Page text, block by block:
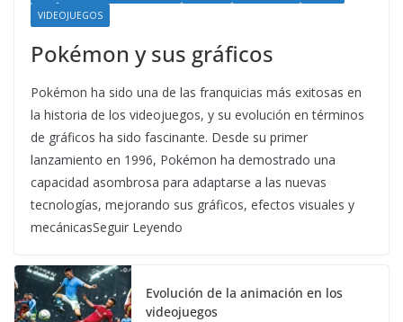
VIDEOJUEGOS
Pokémon y sus gráficos
Pokémon ha sido una de las franquicias más exitosas en
la historia de los videojuegos, y su evolución en términos
de gráficos ha sido fascinante. Desde su primer
lanzamiento en 1996, Pokémon ha demostrado una
capacidad asombrosa para adaptarse a las nuevas
tecnologías, mejorando sus gráficos, efectos visuales y
mecánicasSeguir Leyendo
Evolución de la animación en los
videojuegos